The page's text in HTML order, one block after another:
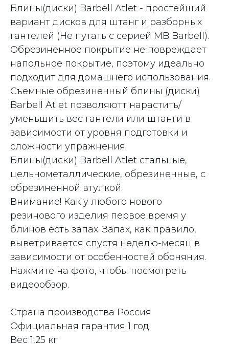
Блины(диски) Barbell Atlet - простейший
вариант дисков для штанг и разборных
гантелей (Не путать с серией MB Barbell).
Обрезиненное покрытие не повреждает
напольное покрытие, поэтому идеально
подходит для домашнего использования.
Съемные обрезиненный блины (диски)
Barbell Atlet позволяютт нарастить/
уменьшить вес гантели или штанги в
зависимости от уровня подготовки и
сложности упражнения.
Блины(диски) Barbell Atlet стальные,
цельнометаллические, обрезиненные, с
обрезиненной втулкой.
Внимание! Как у любого нового
резинового изделия первое время у
блинов есть запах. Запах, как правило,
выветривается спустя неделю-месяц в
зависимости от особенностей обоняния.
Нажмите на фото, чтобы посмотреть
видеообзор.
Страна производства Россия
Официальная гарантия 1 год
Вес 1,25 кг